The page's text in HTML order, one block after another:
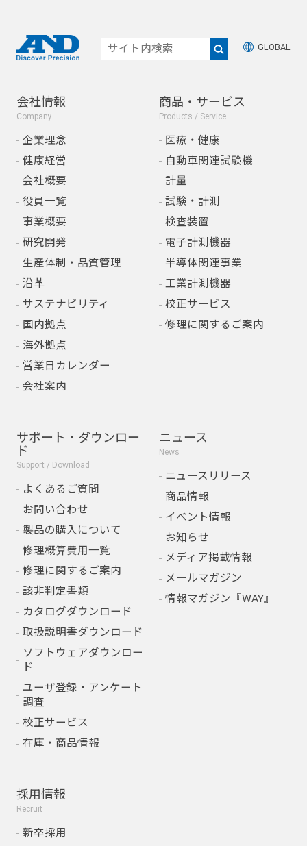
GLOBAL
会社情報
Company
企業理念
健康経営
会社概要
役員一覧
事業概要
研究開発
生産体制・品質管理
沿革
サステナビリティ
国内拠点
海外拠点
営業日カレンダー
会社案内
商品・サービス
Products / Service
医療・健康
自動車関連試験機
計量
試験・計測
検査装置
電子計測機器
半導体関連事業
工業計測機器
校正サービス
修理に関するご案内
サポート・ダウンロー
ド
Support / Download
よくあるご質問
お問い合わせ
製品の購入について
修理概算費用一覧
修理に関するご案内
該非判定書類
カタログダウンロード
取扱説明書ダウンロード
ソフトウェアダウンロー
ド
ユーザ登録・アンケート
調査
校正サービス
在庫・商品情報
ニュース
News
ニュースリリース
商品情報
イベント情報
お知らせ
メディア掲載情報
メールマガジン
情報マガジン『WAY』
採用情報
Recruit
新卒採用